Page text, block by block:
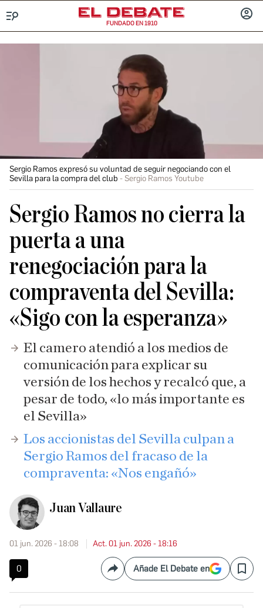
FUNDADO EN 1910
Sergio Ramos expresó su voluntad de seguir negociando con el
Sevilla para la compra del club
Sergio Ramos Youtube
Sergio Ramos no cierra la
puerta a una
renegociación para la
compraventa del Sevilla:
«Sigo con la esperanza»
El camero atendió a los medios de
comunicación para explicar su
versión de los hechos y recalcó que, a
pesar de todo, «lo más importante es
el Sevilla»
Los accionistas del Sevilla culpan a
Sergio Ramos del fracaso de la
compraventa: «Nos engañó»
Juan Vallaure
01 jun. 2026 - 18:08 Act. 01 jun. 2026 - 18:16
0 CompartirAñade El Debate en Save